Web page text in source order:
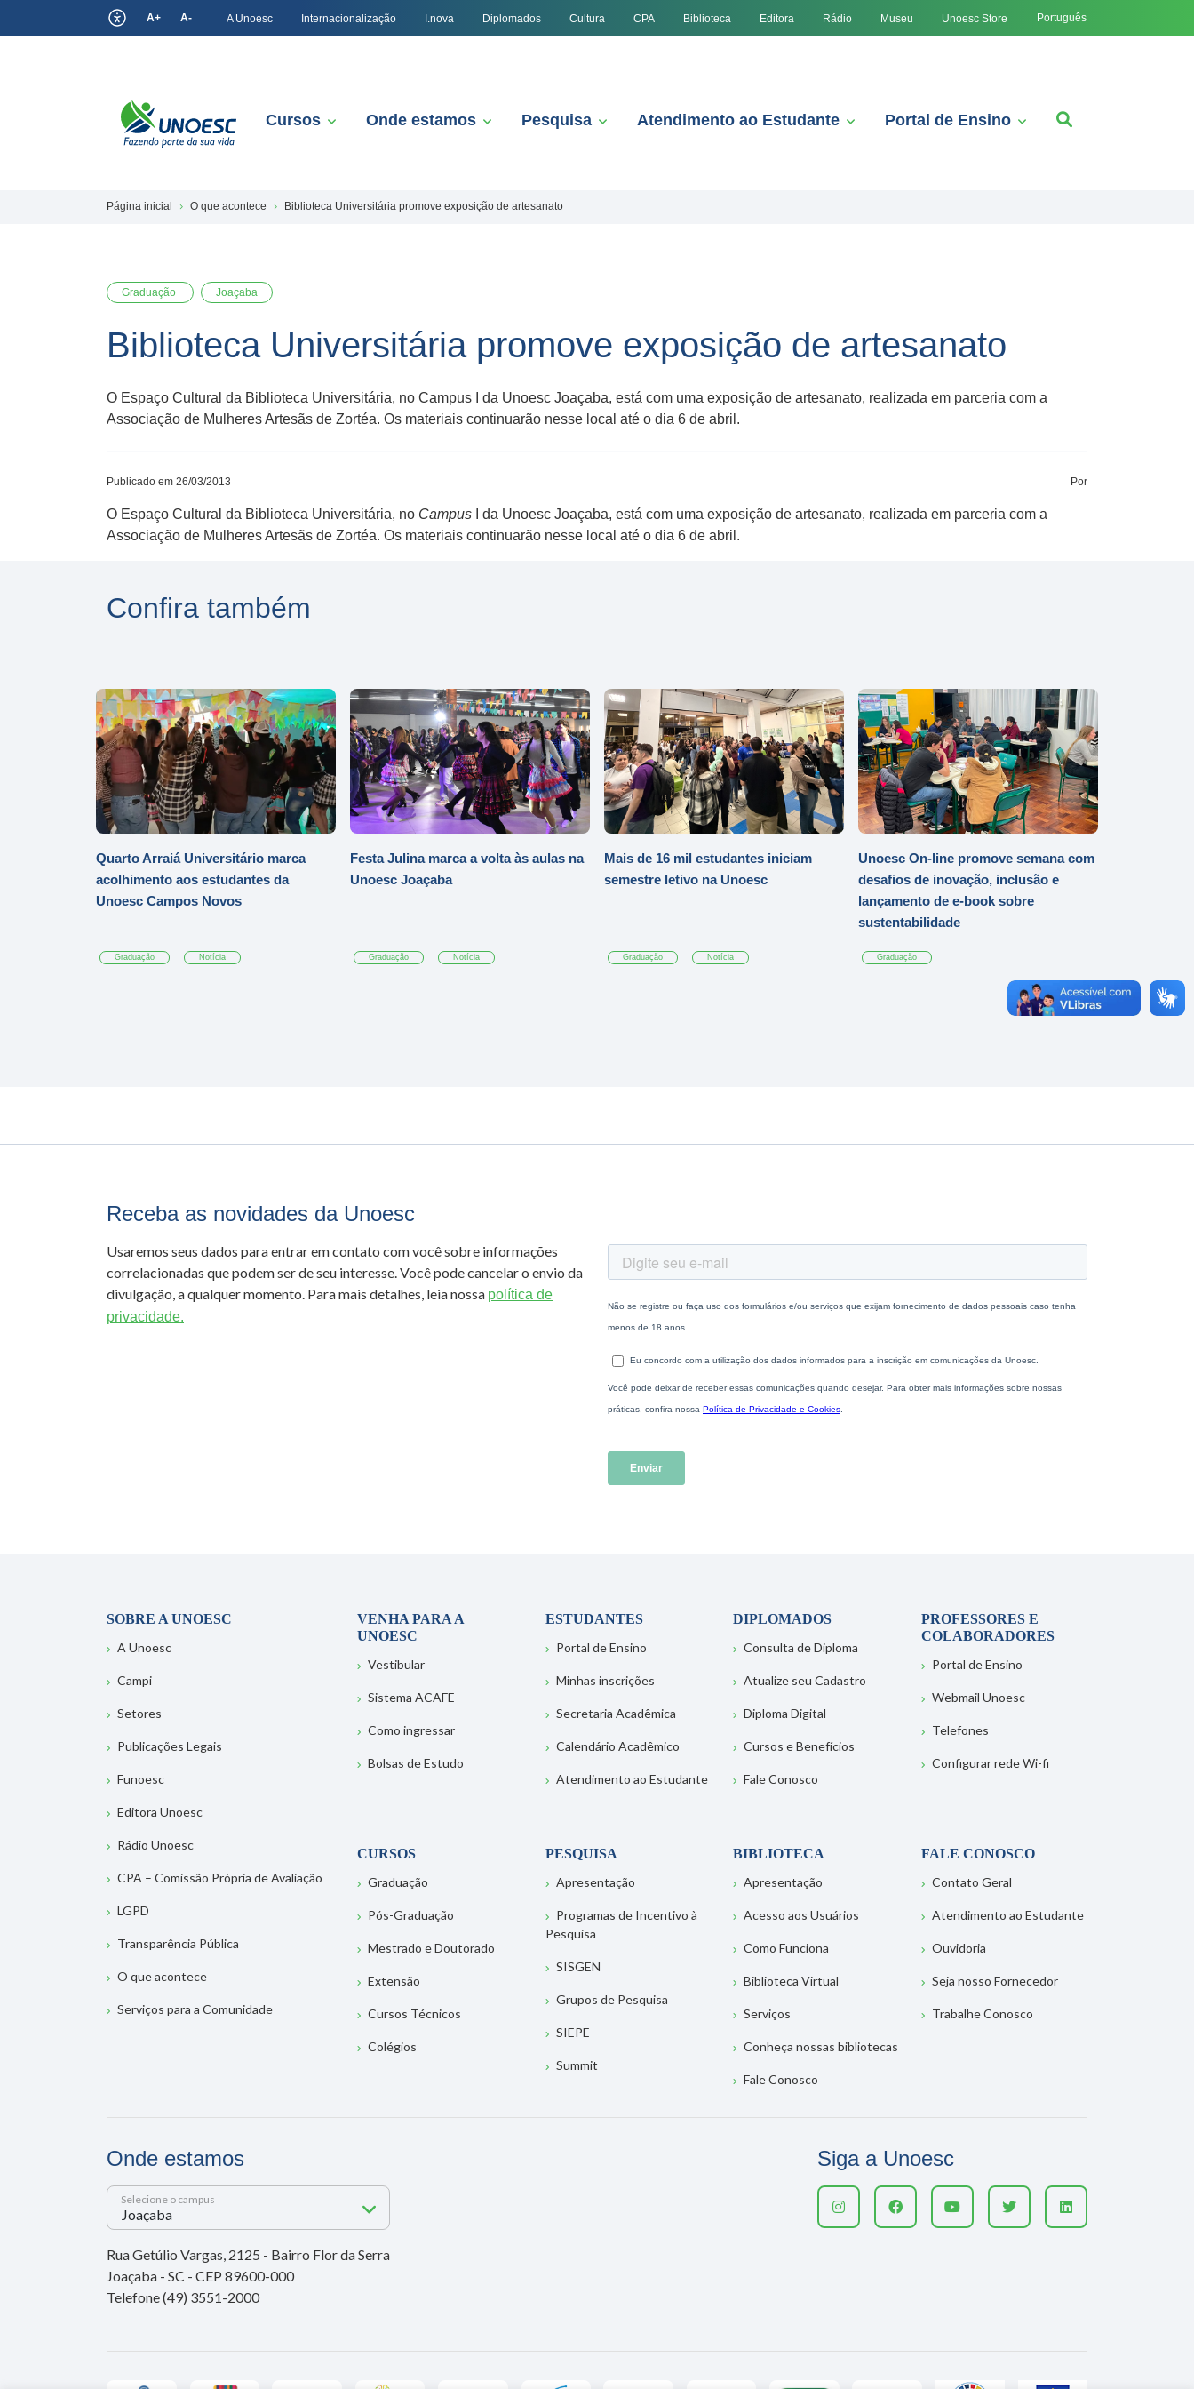
A+ A- A Unoesc Internacionalização I.nova Diplomados Cultura CPA Biblioteca Editora Rádio Museu Unoesc Store Português
Cursos Onde estamos Pesquisa Atendimento ao Estudante Portal de Ensino
Página inicial O que acontece Biblioteca Universitária promove exposição de artesanato
Graduação Joaçaba
Biblioteca Universitária promove exposição de artesanato
O Espaço Cultural da Biblioteca Universitária, no Campus I da Unoesc Joaçaba, está com uma exposição de artesanato, realizada em parceria com a
Associação de Mulheres Artesãs de Zortéa. Os materiais continuarão nesse local até o dia 6 de abril.
Publicado em 26/03/2013 Por
O Espaço Cultural da Biblioteca Universitária, no Campus I da Unoesc Joaçaba, está com uma exposição de artesanato, realizada em parceria com a
Associação de Mulheres Artesãs de Zortéa. Os materiais continuarão nesse local até o dia 6 de abril.
Confira também
Quarto Arraiá Universitário marca
acolhimento aos estudantes da
Unoesc Campos Novos
Graduação Notícia
Festa Julina marca a volta às aulas na
Unoesc Joaçaba
Graduação Notícia
Mais de 16 mil estudantes iniciam
semestre letivo na Unoesc
Graduação Notícia
Unoesc On-line promove semana com
desafios de inovação, inclusão e
lançamento de e-book sobre
sustentabilidade
Graduação
Receba as novidades da Unoesc
Usaremos seus dados para entrar em contato com você sobre informações
correlacionadas que podem ser de seu interesse. Você pode cancelar o envio da
divulgação, a qualquer momento. Para mais detalhes, leia nossa política de
privacidade.
SOBRE A UNOESC
A Unoesc
Campi
Setores
Publicações Legais
Funoesc
Editora Unoesc
Rádio Unoesc
CPA – Comissão Própria de Avaliação
LGPD
Transparência Pública
O que acontece
Serviços para a Comunidade
VENHA PARA A
UNOESC
Vestibular
Sistema ACAFE
Como ingressar
Bolsas de Estudo
ESTUDANTES
Portal de Ensino
Minhas inscrições
Secretaria Acadêmica
Calendário Acadêmico
Atendimento ao Estudante
DIPLOMADOS
Consulta de Diploma
Atualize seu Cadastro
Diploma Digital
Cursos e Benefícios
Fale Conosco
PROFESSORES E
COLABORADORES
Portal de Ensino
Webmail Unoesc
Telefones
Configurar rede Wi-fi
CURSOS
Graduação
Pós-Graduação
Mestrado e Doutorado
Extensão
Cursos Técnicos
Colégios
PESQUISA
Apresentação
Programas de Incentivo à
Pesquisa
SISGEN
Grupos de Pesquisa
SIEPE
Summit
BIBLIOTECA
Apresentação
Acesso aos Usuários
Como Funciona
Biblioteca Virtual
Serviços
Conheça nossas bibliotecas
Fale Conosco
FALE CONOSCO
Contato Geral
Atendimento ao Estudante
Ouvidoria
Seja nosso Fornecedor
Trabalhe Conosco
Onde estamos
Selecione o campus
Rua Getúlio Vargas, 2125 - Bairro Flor da Serra
Joaçaba - SC - CEP 89600-000
Telefone (49) 3551-2000
Siga a Unoesc